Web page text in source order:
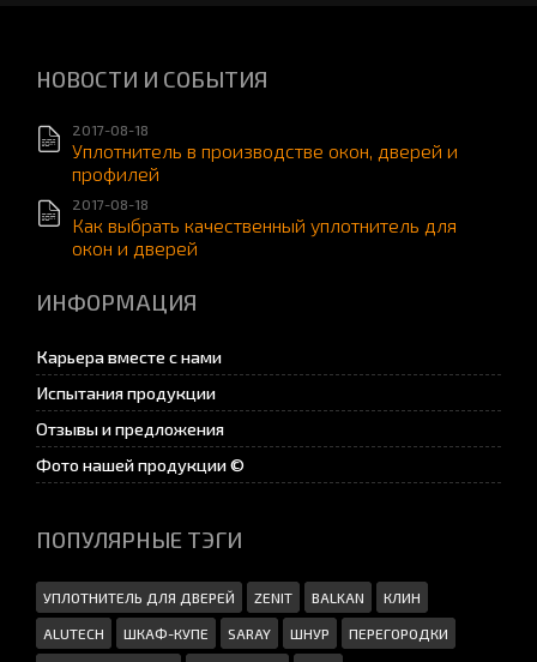
НОВОСТИ И СОБЫТИЯ
2017-08-18
Уплотнитель в производстве окон, дверей и
профилей
2017-08-18
Как выбрать качественный уплотнитель для
окон и дверей
ИНФОРМАЦИЯ
Карьера вместе с нами
Испытания продукции
Отзывы и предложения
Фото нашей продукции ©
ПОПУЛЯРНЫЕ ТЭГИ
УПЛОТНИТЕЛЬ ДЛЯ ДВЕРЕЙ ZENIT BALKAN КЛИН
ALUTECH ШКАФ-КУПЕ SARAY ШНУР ПЕРЕГОРОДКИ